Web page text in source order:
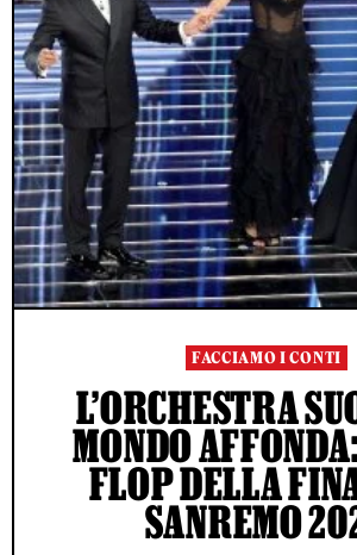
FACCIAMO I CONTI
L’ORCHESTRA
MONDO
FLOP DELLA
SANREMO